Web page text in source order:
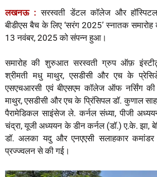
a
t
s
p
p
c
e
b
o
k
i
t
t
r
a
i
l
y
p
e
l
e
a
m
a
r
लखनऊ : सरस्वती डेंटल कॉलेज और
बीडीएस बैच के लिए ‘सरंग 2025’ स्नातक
13 नवंबर, 2025 को संपन्न हुआ।
समारोह की शुरुआत सरस्वती ग्रुप ऑफ़
श्रीमती मधु माथुर, एसडीसी और एच के
एसएचआरसी एवं बीएसएम कॉलेज ऑफ नर्सिंग की
माथुर, एसडीसी और एच के प्रिंसिपल डॉ. कुणाल
पैरामेडिकल साइंसेज ले. कर्नल संध्या, पीजी
चंद्रा, यूजी अध्ययन के डीन कर्नल (डॉ.) ए.के. झा,
डॉ. अलका यदु और एनएएसी सलाहकार कमांडर
प्रज्ज्वलन से की गई।